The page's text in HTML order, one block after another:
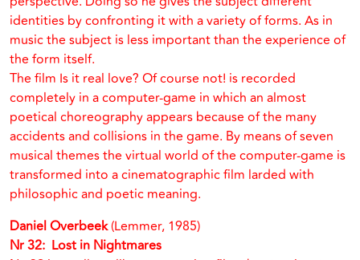
identities by confronting it with a variety of forms. As in
music the subject is less important than the experience of
the form itself.
The film Is it real love? Of course not! is recorded
completely in a computer-game in which an almost
poetical choreography appears because of the many
accidents and collisions in the game. By means of seven
musical themes the virtual world of the computer-game is
transformed into a cinematographic film larded with
philosophic and poetic meaning.
Daniel Overbeek(Lemmer, 1985)
Nr 32: Lost in Nightmares